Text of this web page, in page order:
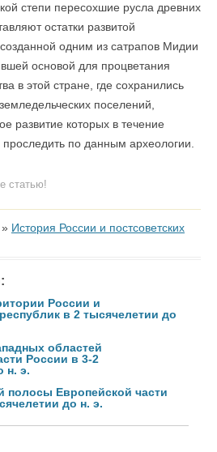
степи пересохшие русла древних
остатки развитой
одним из сатрапов Мидии
основой для процветания
в этой стране, где сохранились
поселений,
развитие которых в течение
по данным археологии.
статью!
» История России и постсоветских
России и
в 2 тысячелетии до
областей
России в 3-2
н. э.
полосы Европейской части
до н. э.